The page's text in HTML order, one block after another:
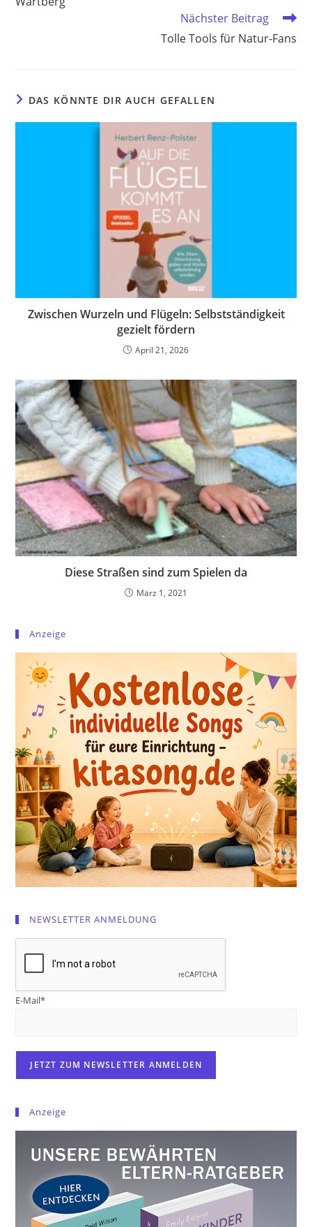
Nächster Beitrag
Tolle Tools für Natur-Fans
DAS KÖNNTE DIR AUCH GEFALLEN
Zwischen Wurzeln und Flügeln: Selbstständigkeit
gezielt fördern
April 21, 2026
Diese Straßen sind zum Spielen da
März 1, 2021
Anzeige
NEWSLETTER ANMELDUNG
E-Mail*
Anzeige